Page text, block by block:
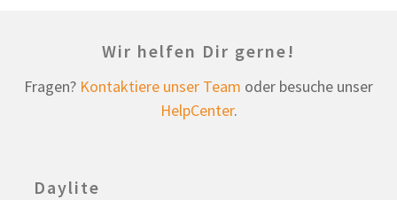
Wir helfen Dir gerne!
Fragen? Kontaktiere unser Team oder besuche unser
HelpCenter.
Daylite